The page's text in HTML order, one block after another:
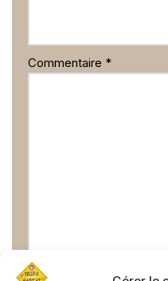
Commentaire *